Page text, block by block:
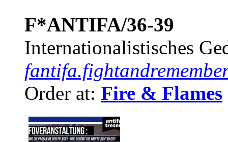
F*ANTIFA/36-39
Internationalistisches
Order at: Fire & Flames